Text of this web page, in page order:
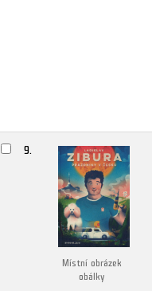
9.
Místní obrázek
obálky